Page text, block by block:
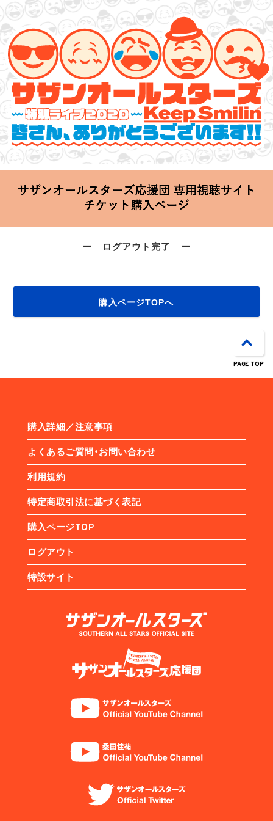
サザンオールスターズ 特別ライブ 2020
「Keep Smilin’～皆さん、ありがとうございます!!～」
2020.06.25 Thu 20:00 Start at 横浜アリーナ
ー ログアウト完了 ー
購入ページTOPへ
購入詳細／注意事項
よくあるご質問・お問い合わせ
利用規約
特定商取引法に基づく表記
購入ページTOP
ログアウト
特設サイト
PAGE TOP